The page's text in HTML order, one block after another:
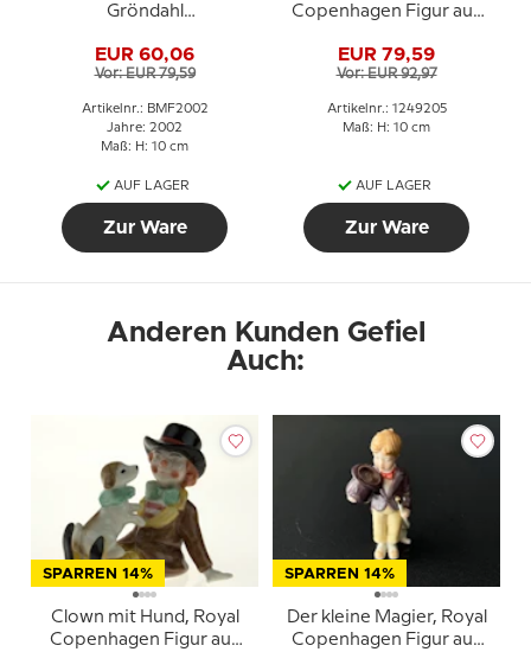
Gröndahl
EUR 60,06
Vor: EUR 79,59
Artikelnr.: BMF2002
Jahre: 2002
Maß: H: 10 cm
AUF LAGER
Zur Ware
Copenhagen Figur aus
Kollektion
EUR 79,59
Vor: EUR 92,97
Artikelnr.: 1249205
Maß: H: 10 cm
AUF LAGER
Zur Ware
Anderen Kunden Gefiel
Auch:
SPARREN 14%
Clown mit Hund, Royal
Copenhagen Figur aus
SPARREN 14%
Der kleine Magier, Royal
Copenhagen Figur aus